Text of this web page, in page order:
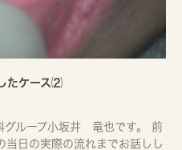
たケース⑵
グループ小坂井 竜也です。 前
当日の実際の流れまでお話しし